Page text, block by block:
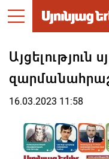
Այցելություն
16.03.2023 11:58